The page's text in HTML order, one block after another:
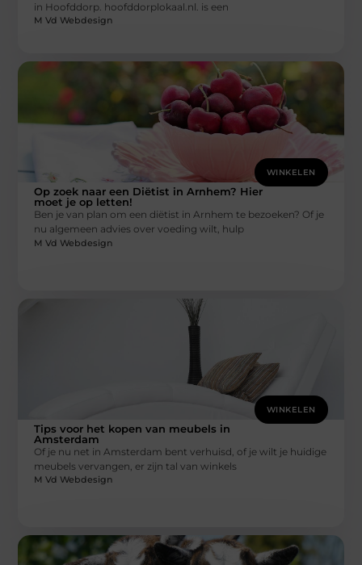
in Hoofddorp. hoofddorplokaal.nl. is een
M Vd Webdesign
WINKELEN
Op zoek naar een Diëtist in Arnhem? Hier
moet je op letten!
Ben je van plan om een diëtist in Arnhem te bezoeken? Of je
nu algemeen advies over voeding wilt, hulp
M Vd Webdesign
WINKELEN
Tips voor het kopen van meubels in
Amsterdam
Of je nu net in Amsterdam bent verhuisd, of je wilt je huidige
meubels vervangen, er zijn tal van winkels
M Vd Webdesign